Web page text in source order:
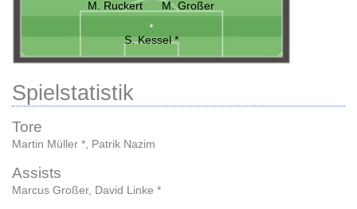
M. Ruckert M. Großer
S. Kessel *
Spielstatistik
Tore
Martin Müller * Patrik Nazim
Assists
Marcus Großer, David Linke *